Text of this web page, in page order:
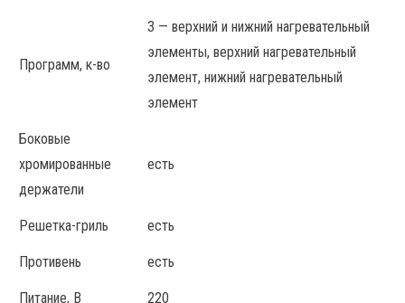
Программ, к-во
3 — верхний и нижний нагревательный
элементы, верхний нагревательный
элемент, нижний нагревательный
элемент
Боковые
хромированные
держатели
есть
Решетка-гриль есть
Противень есть
Питание, В 220